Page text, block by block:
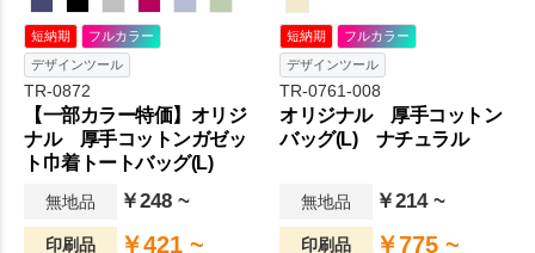
短納期
フルカラー
デザインツール
TR-0872
【一部カラー特価】オリジ
ナル 厚手コットンガゼッ
ト巾着トートバッグ(L)
無地品 ￥248 ~
印刷品 ￥421 ~
短納期
フルカラー
デザインツール
TR-0761-008
オリジナル 厚手コットン
バッグ(L) ナチュラル
無地品 ￥214 ~
印刷品 ￥775 ~